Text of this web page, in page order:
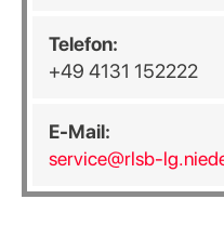
Telefon:
+49 4131 152222
E-Mail:
service@rlsb-